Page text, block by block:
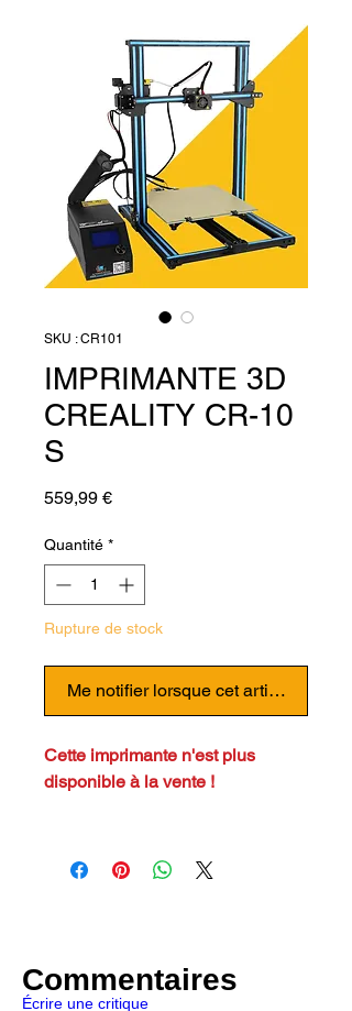
SKU : CR101
IMPRIMANTE 3D
CREALITY CR-10
S
559,99 €Prix
Quantité *
Rupture de stock
Me notifier lorsque cet article est
Cette imprimante n'est plus
disponible à la vente !
à une haute précision
facile à réaliser n'est pas
encombrant.
Commentaires
Écrire une critique